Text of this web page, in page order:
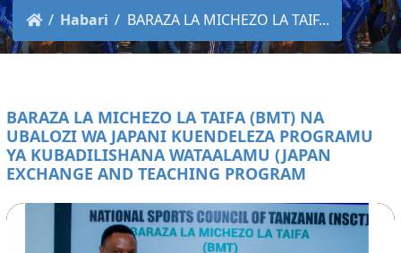
Habari BARAZA LA MICHEZO LA TAIF...
BARAZA LA MICHEZO LA TAIFA (BMT) NA
UBALOZI WA JAPANI KUENDELEZA PROGRAMU
YA KUBADILISHANA WATAALAMU (JAPAN
EXCHANGE AND TEACHING PROGRAM